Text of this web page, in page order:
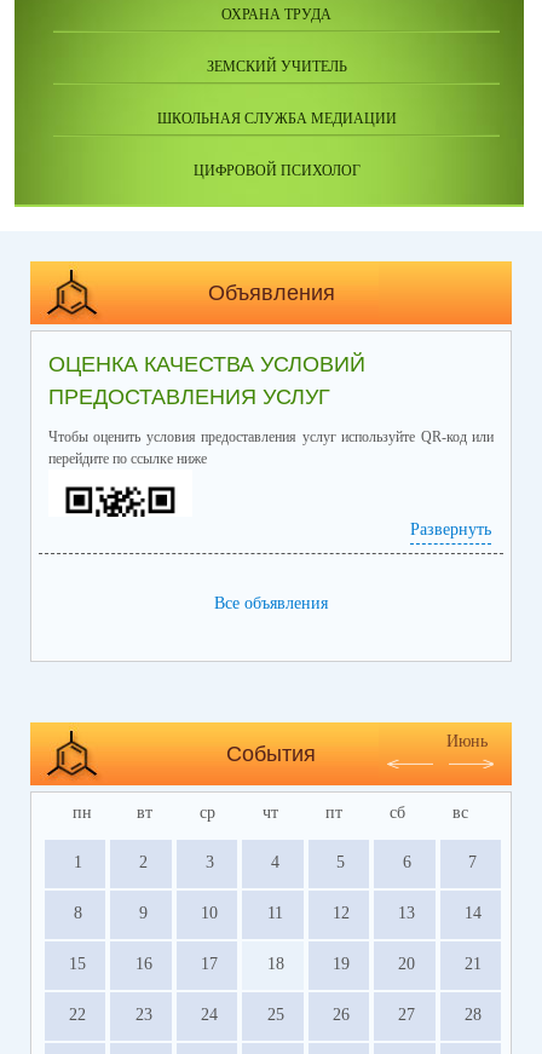
ОХРАНА ТРУДА
ЗЕМСКИЙ УЧИТЕЛЬ
ШКОЛЬНАЯ СЛУЖБА МЕДИАЦИИ
ЦИФРОВОЙ ПСИХОЛОГ
Объявления
ОЦЕНКА КАЧЕСТВА УСЛОВИЙ
ПРЕДОСТАВЛЕНИЯ УСЛУГ
Чтобы оценить условия предоставления услуг используйте QR-код или
перейдите по ссылке ниже
Развернуть
Все объявления
События
Июнь
пн вт ср чт пт сб вс
1 2 3 4 5 6 7
8 9 10 11 12 13 14
15 16 17 18 19 20 21
22 23 24 25 26 27 28